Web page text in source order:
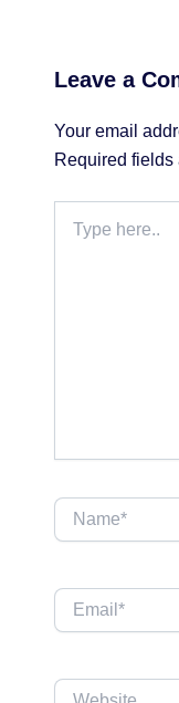
Leave a
Your email
Required fields
here..
Name*
Email*
Website